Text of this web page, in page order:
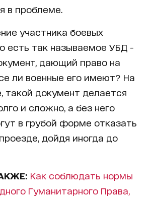
в проблеме.
участника боевых
есть так называемое УБД -
дающий право на
ли военные его имеют? На
такой документ делается
и сложно, а без него
в грубой форме отказать
дойдя иногда до
Как соблюдать нормы
Гуманитарного Права,